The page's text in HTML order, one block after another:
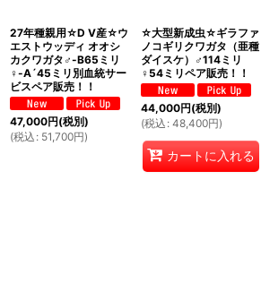
27年種親用☆D V産☆ウ
エストウッディ オオシ
カクワガタ♂-B65ミリ
♀-A´45ミリ別血統サー
ビスペア販売！！
47,000円(税別)
(税込 : 51,700円)
☆大型新成虫☆ギラファ
ノコギリクワガタ（亜種
ダイスケ）♂114ミリ
♀54ミリペア販売！！
44,000円(税別)
(税込 : 48,400円)
カートに入れる